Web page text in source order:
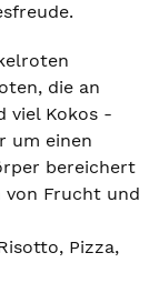
die an
viel Kokos -
um einen
bereichert
von Frucht und
Pizza,